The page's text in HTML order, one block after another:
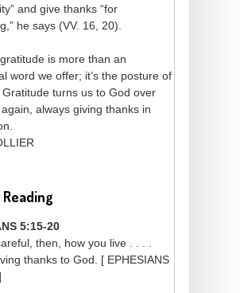
and give thanks “for
he says (VV. 16, 20).
is more than an
word we offer; it’s the posture of
turns us to God over
always giving thanks in
5:15-20
then, how you live . . . .
thanks to God. [ EPHESIANS